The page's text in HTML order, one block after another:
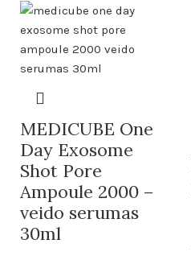
MEDICUBE One
Day Exosome
Shot Pore
Ampoule 2000 –
veido serumas
30ml